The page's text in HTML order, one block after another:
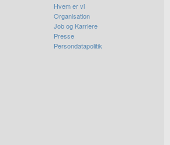
Hvem er vi
Organisation
Job og Karriere
Presse
Persondatapolitik